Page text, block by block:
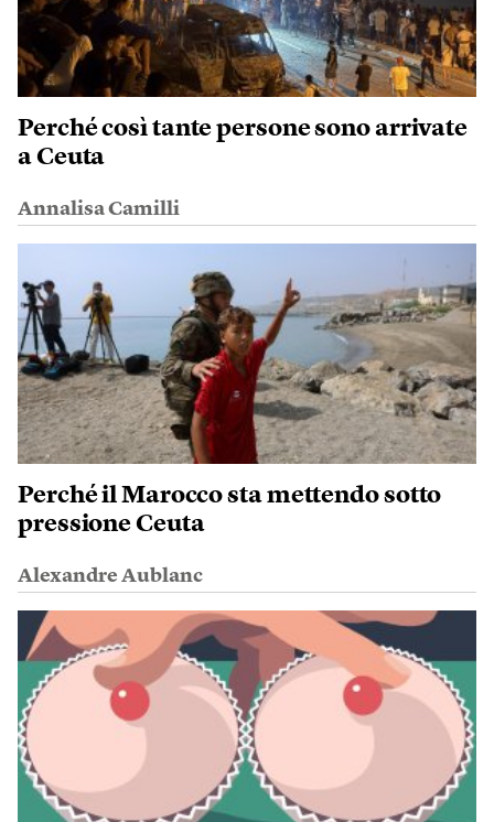
Perché così tante persone sono arrivate
a Ceuta
Annalisa Camilli
Perché il Marocco sta mettendo sotto
pressione Ceuta
Alexandre Aublanc